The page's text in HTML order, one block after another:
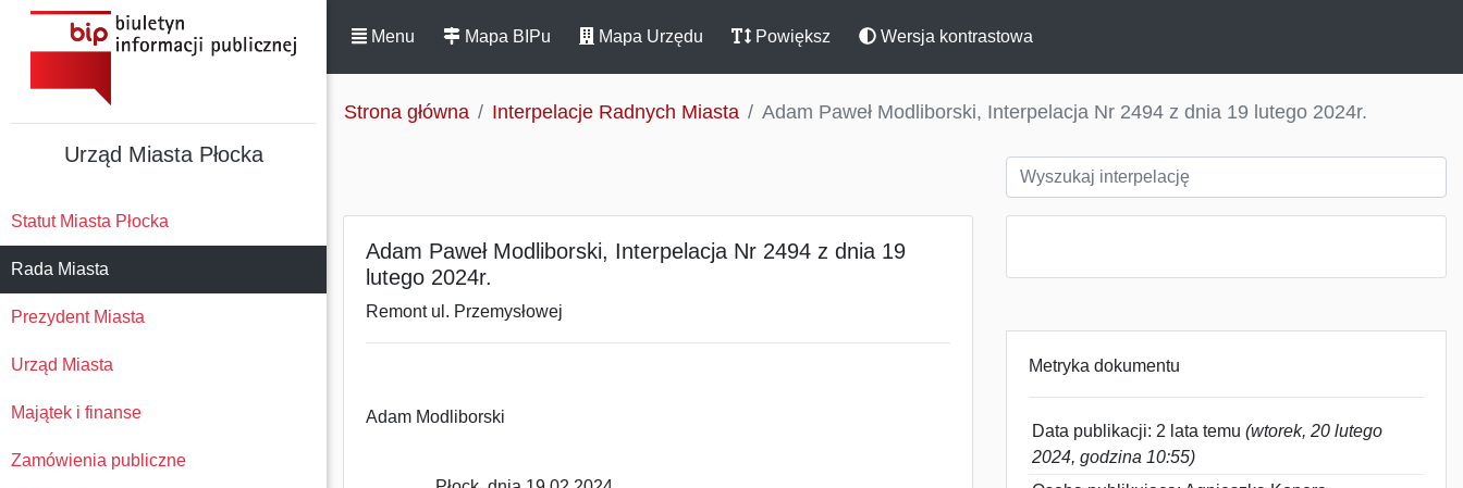
Urząd Miasta Płocka
Statut Miasta Płocka
Rada Miasta
Prezydent Miasta
Urząd Miasta
Majątek i finanse
Zamówienia publiczne
Menu Mapa BIPu Mapa Urzędu Powiększ Wersja kontrastowa
Strona główna Interpelacje Radnych Miasta Adam Paweł Modliborski, Interpelacja Nr 2494 z dnia 19 lutego 2024r.
Adam Paweł Modliborski, Interpelacja Nr 2494 z dnia 19
lutego 2024r.
Remont ul. Przemysłowej
Adam Modliborski
Metryka dokumentu
Data publikacji: 2 lata temu (wtorek, 20 lutego
2024, godzina 10:55)